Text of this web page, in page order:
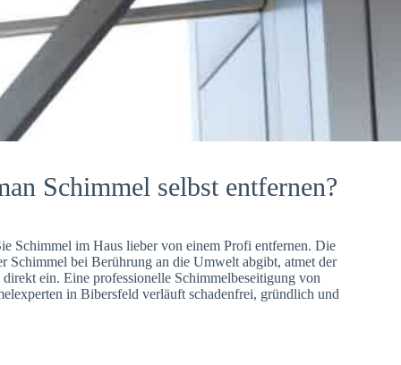
Schimmel selbst entfernen?
Schimmel im Haus lieber von einem Profi entfernen. Die
Schimmel bei Berührung an die Umwelt abgibt, atmet der
ein. Eine professionelle Schimmelbeseitigung von
in Bibersfeld verläuft schadenfrei, gründlich und